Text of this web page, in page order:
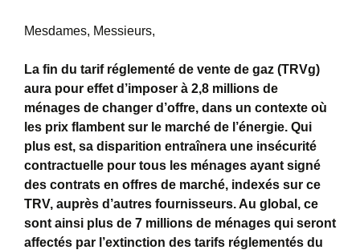
Mesdames, Messieurs,
La fin du tarif réglementé de vente de gaz (TRVg)
aura pour effet d’imposer à 2,8 millions de
ménages de changer d’offre, dans un contexte où
les prix flambent sur le marché de l’énergie. Qui
plus est, sa disparition entraînera une insécurité
contractuelle pour tous les ménages ayant signé
des contrats en offres de marché, indexés sur ce
TRV, auprès d’autres fournisseurs. Au global, ce
sont ainsi plus de 7 millions de ménages qui seront
affectés par l’extinction des tarifs réglementés du